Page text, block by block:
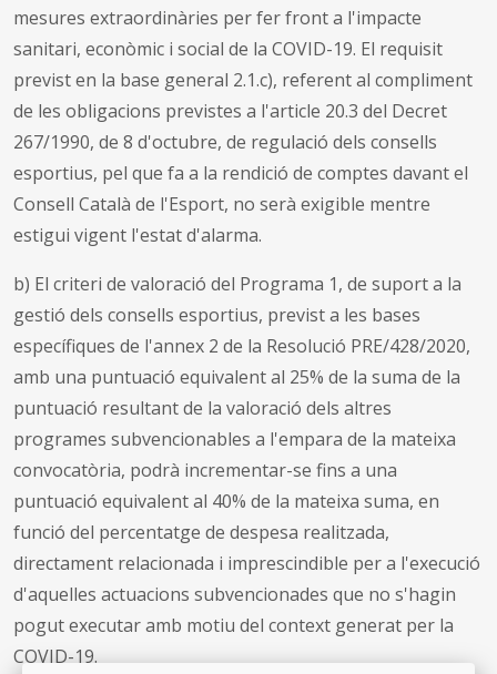
mesures extraordinàries per fer front a l'impacte
sanitari, econòmic i social de la COVID-19. El requisit
previst en la base general 2.1.c), referent al compliment
de les obligacions previstes a l'article 20.3 del Decret
267/1990, de 8 d'octubre, de regulació dels consells
esportius, pel que fa a la rendició de comptes davant el
Consell Català de l'Esport, no serà exigible mentre
estigui vigent l'estat d'alarma.
b) El criteri de valoració del Programa 1, de suport a la
gestió dels consells esportius, previst a les bases
específiques de l'annex 2 de la Resolució PRE/428/2020,
amb una puntuació equivalent al 25% de la suma de la
puntuació resultant de la valoració dels altres
programes subvencionables a l'empara de la mateixa
convocatòria, podrà incrementar-se fins a una
puntuació equivalent al 40% de la mateixa suma, en
funció del percentatge de despesa realitzada,
directament relacionada i imprescindible per a l'execució
d'aquelles actuacions subvencionades que no s'hagin
pogut executar amb motiu del context generat per la
COVID-19.